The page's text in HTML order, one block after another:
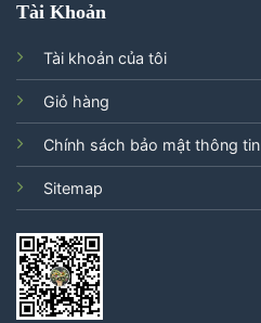
Tài Khoản
Tài khoản của tôi
Giỏ hàng
Chính sách bảo mật thông tin
Sitemap